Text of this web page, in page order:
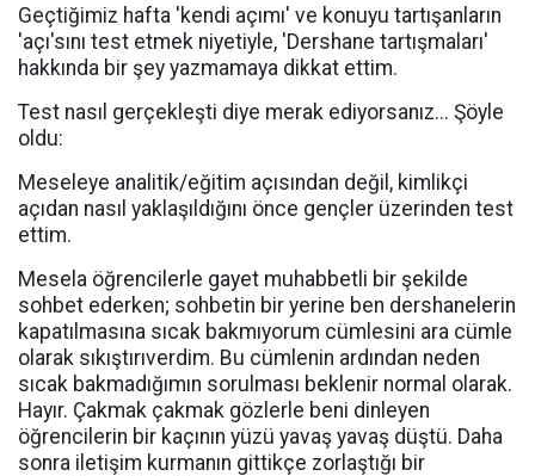
Geçtiğimiz hafta 'kendi açımı' ve konuyu tartışanların
'açı'sını test etmek niyetiyle, 'Dershane tartışmaları'
hakkında bir şey yazmamaya dikkat ettim.
Test nasıl gerçekleşti diye merak ediyorsanız... Şöyle
oldu:
Meseleye analitik/eğitim açısından değil, kimlikçi
açıdan nasıl yaklaşıldığını önce gençler üzerinden test
ettim.
Mesela öğrencilerle gayet muhabbetli bir şekilde
sohbet ederken; sohbetin bir yerine ben dershanelerin
kapatılmasına sıcak bakmıyorum cümlesini ara cümle
olarak sıkıştırıverdim. Bu cümlenin ardından neden
sıcak bakmadığımın sorulması beklenir normal olarak.
Hayır. Çakmak çakmak gözlerle beni dinleyen
öğrencilerin bir kaçının yüzü yavaş yavaş düştü. Daha
sonra iletişim kurmanın gittikçe zorlaştığı bir